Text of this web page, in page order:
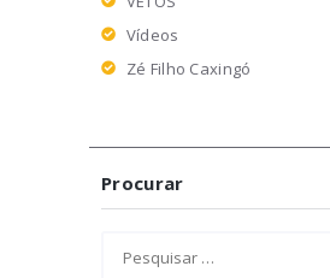
Vídeos
Zé Filho Caxingó
Procurar
por: